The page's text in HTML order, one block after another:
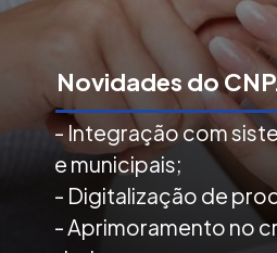
- Integração com
e municipais;
- Digitalização de
- Aprimoramento no
Novidades do